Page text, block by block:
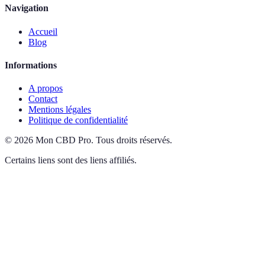
Navigation
Accueil
Blog
Informations
A propos
Contact
Mentions légales
Politique de confidentialité
© 2026 Mon CBD Pro. Tous droits réservés.
Certains liens sont des liens affiliés.